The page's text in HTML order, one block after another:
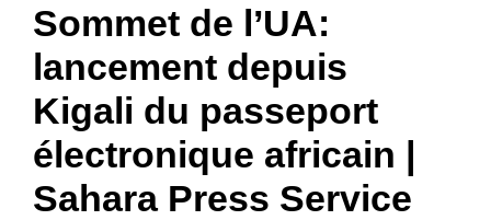
Sommet de l’UA:
lancement depuis
Kigali du passeport
électronique africain |
Sahara Press Service